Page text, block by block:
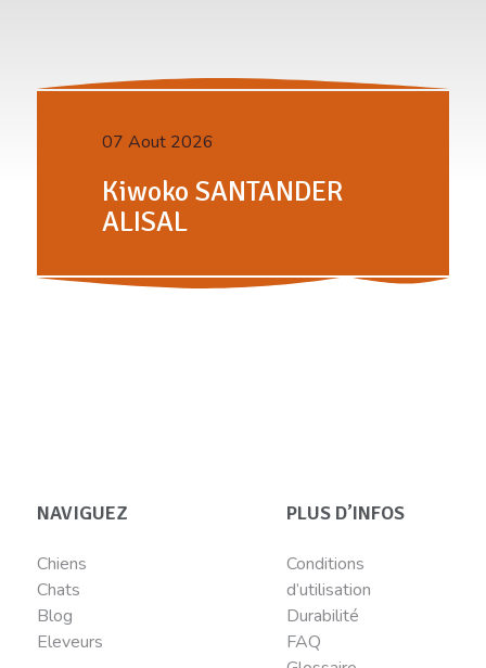
07 Aout 2026
Kiwoko SANTANDER
ALISAL
NAVIGUEZ
Chiens
Chats
Blog
Eleveurs
PLUS D’INFOS
Conditions
d’utilisation
Durabilité
FAQ